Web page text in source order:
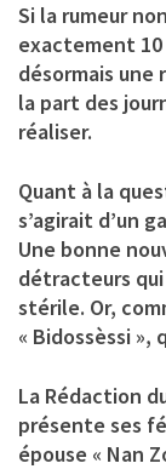
Si la rumeur
exactement 10
désormais une
la part des
réaliser.
Quant à la
s’agirait d’un
Une bonne
détracteurs
stérile. Or,
« Bidossèssi »,
La Rédaction
présente ses
épouse « Nan